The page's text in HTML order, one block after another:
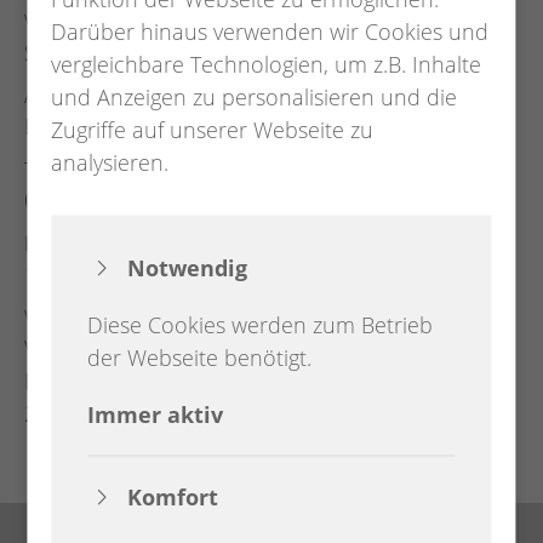
Veranstalter
Schützenverein Sandkrug e.V.
Ansprechpartner
Benjamin Stanke
Telefon
04481 7770
1.Vorsitzender@schuetzenverein-sandkrug.de
Veranstaltungsort
Vereinsheim
26209 Sandkrug
Darüber hinaus verwenden wir Cookies und
vergleichbare Technologien, um z.B. Inhalte
und Anzeigen zu personalisieren und die
Zugriffe auf unserer Webseite zu
analysieren.
Notwendig
Diese Cookies werden zum Betrieb
der Webseite benötigt.
Immer aktiv
Komfort